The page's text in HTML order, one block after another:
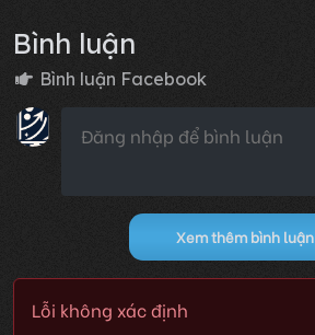
Bình luận
Bình luận Facebook
Xem thêm bình luận
Lỗi không xác định